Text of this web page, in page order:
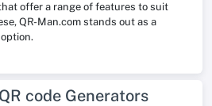
offer a range of features to suit
QR-Man.com stands out as a
code Generators